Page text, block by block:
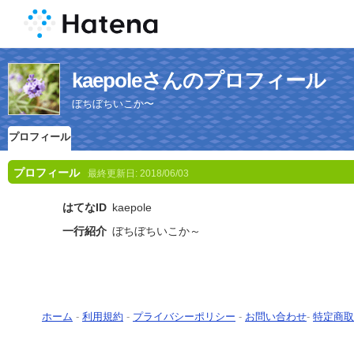
kaepoleさんのプロフィール
ぼちぼちいこか〜
プロフィール
プロフィール 最終更新日: 2018/06/03
はてなID kaepole
一行紹介 ぼちぼちいこか～
ホーム - 利用規約 - プライバシーポリシー - お問い合わせ- 特定商